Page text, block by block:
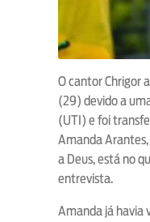
O cantor Chrigor
(29) devido a
(UTI) e foi
Amanda
a Deus, está no
entrevista.
Amanda já havia